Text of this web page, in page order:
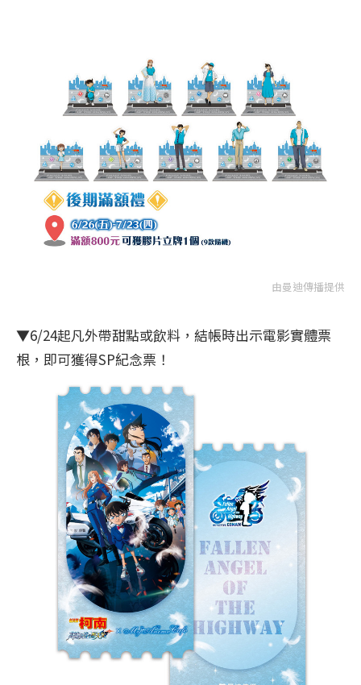
由曼迪傳播提供
▼6/24起凡外帶甜點或飲料，結帳時出示電影實體票
根，即可獲得SP紀念票！